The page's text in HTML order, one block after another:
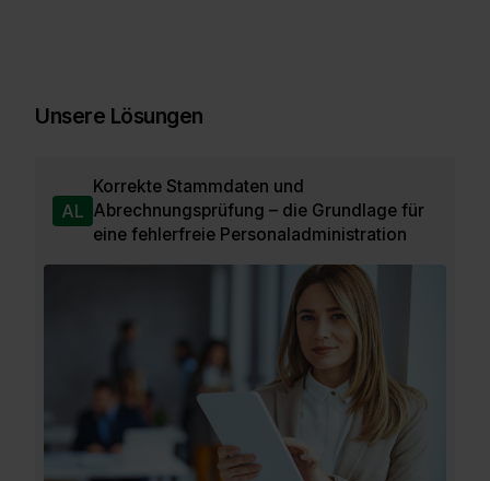
Unsere Lösungen
AL
Korrekte Stammdaten und
Abrechnungsprüfung – die Grundlage für
eine fehlerfreie Personaladministration